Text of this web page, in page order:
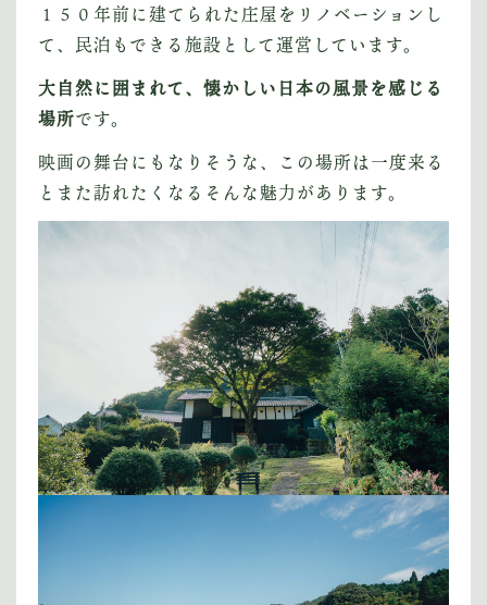
１５０年前に建てられた庄屋をリノベーションし
て、民泊もできる施設として運営しています。
大自然に囲まれて、懐かしい日本の風景を感じる
場所です。
映画の舞台にもなりそうな、この場所は一度来る
とまた訪れたくなるそんな魅力があります。